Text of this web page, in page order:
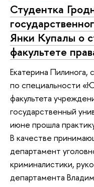
Студентка
Янки Купалы о
факультете
Екатерина Пилинога,
по специальности
факультета
государственный
июне прошла
В качестве
департамент
криминалистики,
департамента